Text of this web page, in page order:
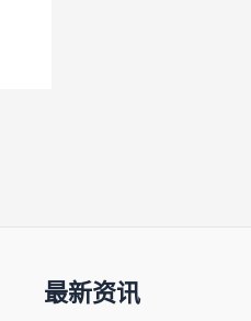
最新资讯